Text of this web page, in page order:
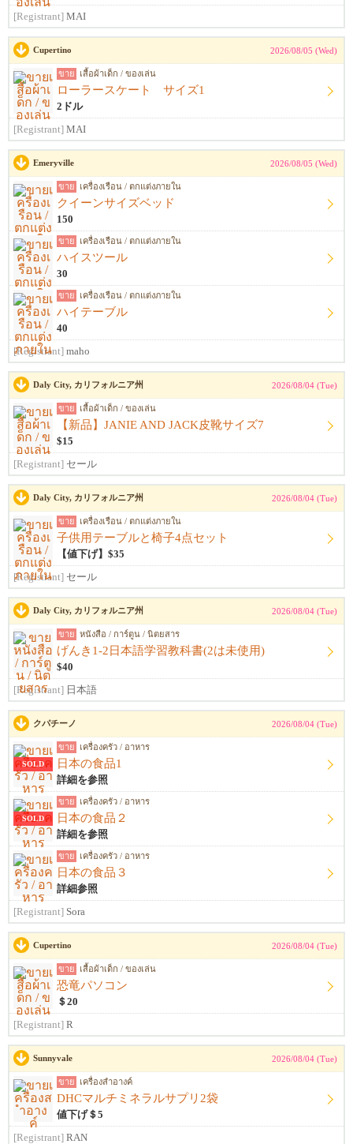
[Registrant] MAI
Cupertino 2026/08/05 (Wed)
ขาย เสื้อผ้าเด็ก / ของเล่น
ローラースケート サイズ1
2ドル
[Registrant] MAI
Emeryville 2026/08/05 (Wed)
ขาย เครื่องเรือน / ตกแต่งภายใน
クイーンサイズベッド
150
ขาย เครื่องเรือน / ตกแต่งภายใน
ハイスツール
30
ขาย เครื่องเรือน / ตกแต่งภายใน
ハイテーブル
40
[Registrant] maho
Daly City, カリフォルニア州 2026/08/04 (Tue)
ขาย เสื้อผ้าเด็ก / ของเล่น
【新品】JANIE AND JACK皮靴サイズ7
$15
[Registrant] セール
Daly City, カリフォルニア州 2026/08/04 (Tue)
ขาย เครื่องเรือน / ตกแต่งภายใน
子供用テーブルと椅子4点セット
【値下げ】$35
[Registrant] セール
Daly City, カリフォルニア州 2026/08/04 (Tue)
ขาย หนังสือ / การ์ตูน / นิตยสาร
げんき1-2日本語学習教科書(2は未使用)
$40
[Registrant] 日本語
クパチーノ 2026/08/04 (Tue)
SOLD
ขาย เครื่องครัว / อาหาร
日本の食品1
詳細を参照
SOLD
ขาย เครื่องครัว / อาหาร
日本の食品２
詳細を参照
ขาย เครื่องครัว / อาหาร
日本の食品３
詳細参照
[Registrant] Sora
Cupertino 2026/08/04 (Tue)
ขาย เสื้อผ้าเด็ก / ของเล่น
恐竜パソコン
＄20
[Registrant] R
Sunnyvale 2026/08/04 (Tue)
ขาย เครื่องสำอางค์
DHCマルチミネラルサプリ2袋
値下げ＄5
[Registrant] RAN